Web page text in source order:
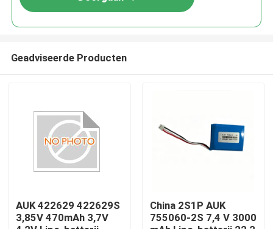
Geadviseerde Producten
AUK 422629 422629S
3,85V 470mAh 3,7V
China 2S1P AUK
755060-2S 7,4 V 3000